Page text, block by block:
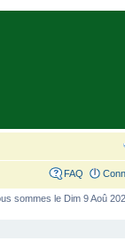
FAQ
sommes le Dim 9 Aoû